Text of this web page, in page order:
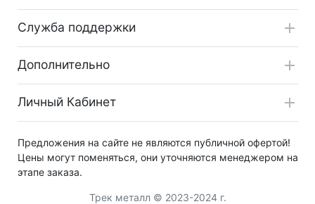
Служба поддержки
Дополнительно
Личный Кабинет
Предложения на сайте не являются публичной офертой!
Цены могут поменяться, они уточняются менеджером на
этапе заказа.
Трек металл © 2023-2024 г.